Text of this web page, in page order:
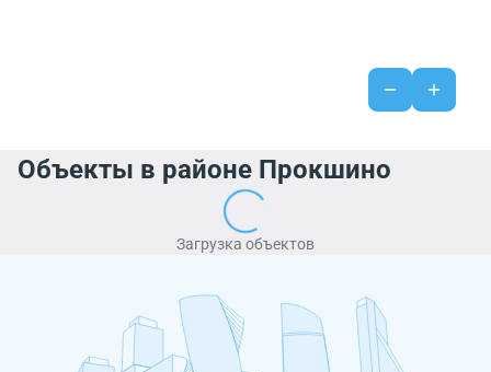
Объекты в районе Прокшино
Загрузка объектов